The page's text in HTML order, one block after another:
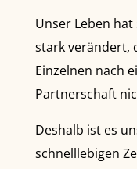
Unser Leben
stark verändert,
Einzelnen nach
Partnerschaft
Deshalb ist es
schnelllebigen